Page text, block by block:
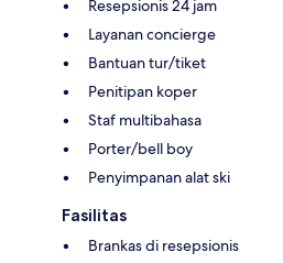
Resepsionis 24 jam
Layanan concierge
Bantuan tur/tiket
Penitipan koper
Staf multibahasa
Porter/bell boy
Penyimpanan alat ski
Fasilitas
Brankas di resepsionis